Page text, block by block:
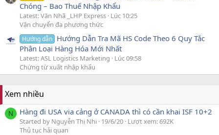
Chóng – Bao Thuế Nhập Khẩu
Latest: Văn Nhã _LHP Express Lúc 10:25
Vận chuyển đa phương thức
Hướng dẫn Hướng Dẫn Tra Mã HS Code Theo 6 Quy Tắc
Phân Loại Hàng Hóa Mới Nhất
Latest: ASL Logistics Marketing
Lúc 09:58
Chứng từ xuất nhập khẩu
Xem nhiều
N Hàng đi USA via cảng ở CANADA thì có cần khai ISF 10+2
Started by Nguyễn Thị Nhi 19/6/20 Lượt xem: 692K
Thủ tục hải quan